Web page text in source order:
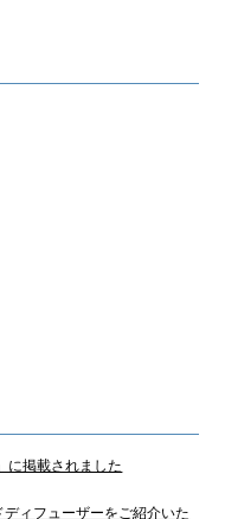
に掲載されました
ィフューザーをご紹介いた